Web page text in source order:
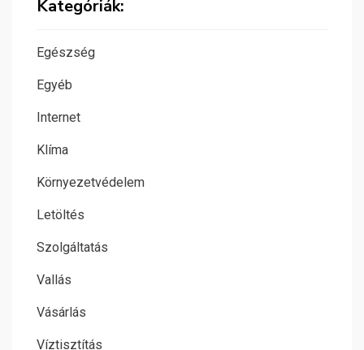
Kategóriák:
Egészség
Egyéb
Internet
Klíma
Környezetvédelem
Letöltés
Szolgáltatás
Vallás
Vásárlás
Víztisztítás